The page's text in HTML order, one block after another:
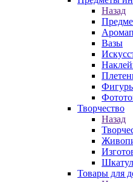
Назад
Вазы
Творчество
Назад
Товары для